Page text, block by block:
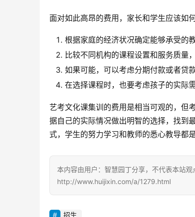
面对如此高昂的费用，家长和学生应该如
根据家庭的经济状况确定能够承受的
比较不同机构的课程设置和服务质量
如果可能，可以考虑分期付款或者贷
在选择课程时，也要考虑孩子的实际
艺考文化课集训的费用是相当可观的，但
据自己的实际情况做出明智的选择，找到
式，学生的努力学习和教师的悉心教导都
本内容由用户：智慧园丁分享，不代表本站
http://www.huijixin.com/a/1279.html
招生